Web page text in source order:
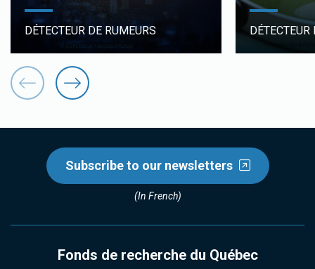
DÉTECTEUR DE RUMEURS
Subscribe to our newsletters
(In French)
Fonds de recherche du Québec